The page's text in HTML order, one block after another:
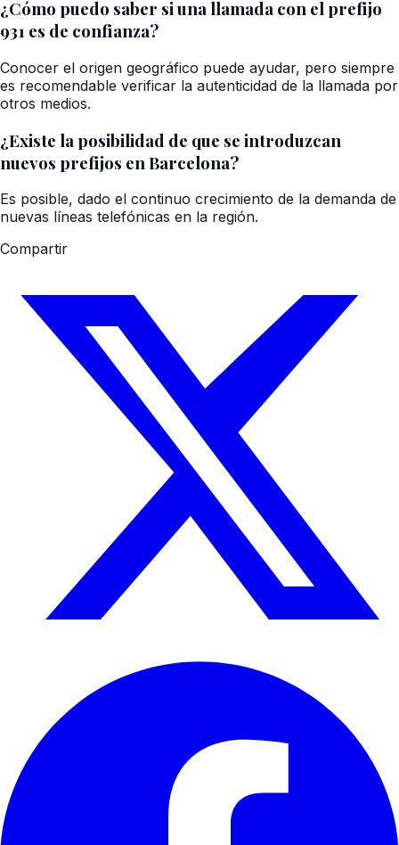
¿Cómo puedo saber si una llamada con el prefijo
931 es de confianza?
Conocer el origen geográfico puede ayudar, pero siempre
es recomendable verificar la autenticidad de la llamada por
otros medios.
¿Existe la posibilidad de que se introduzcan
nuevos prefijos en Barcelona?
Es posible, dado el continuo crecimiento de la demanda de
nuevas líneas telefónicas en la región.
Compartir